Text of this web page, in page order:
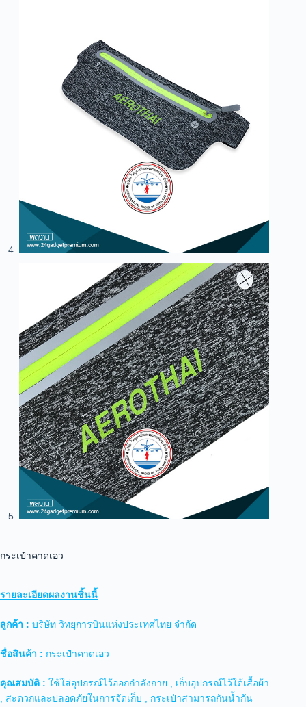
กระเป๋าคาดเอว
รายละเอียดผลงานชิ้นนี้
ลูกค้า : บริษัท วิทยุการบินแห่งประเทศไทย จำกัด
ชื่อสินค้า : กระเป๋าคาดเอว
คุณสมบัติ : ใช้ใส่อุปกรณ์ไว้ออกกำลังกาย , เก็บอุปกรณ์ไว้ใต้เสื้อผ้า
, สะดวกและปลอดภัยในการจัดเก็บ , กระเป๋าสามารถกันน้ำกัน